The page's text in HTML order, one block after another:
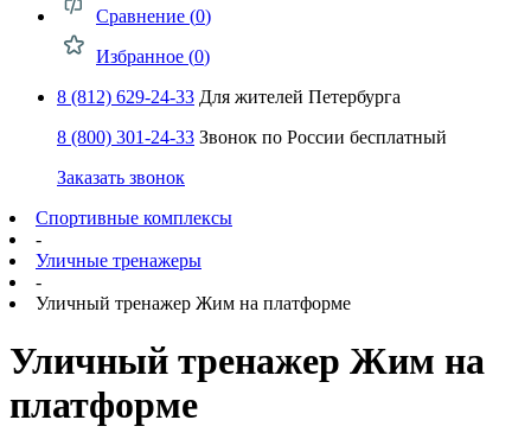
Сравнение (0)
Избранное (0)
8 (812) 629-24-33 Для жителей Петербурга
8 (800) 301-24-33 Звонок по России бесплатный
Заказать звонок
Спортивные комплексы
-
Уличные тренажеры
-
Уличный тренажер Жим на платформе
Уличный тренажер Жим на
платформе